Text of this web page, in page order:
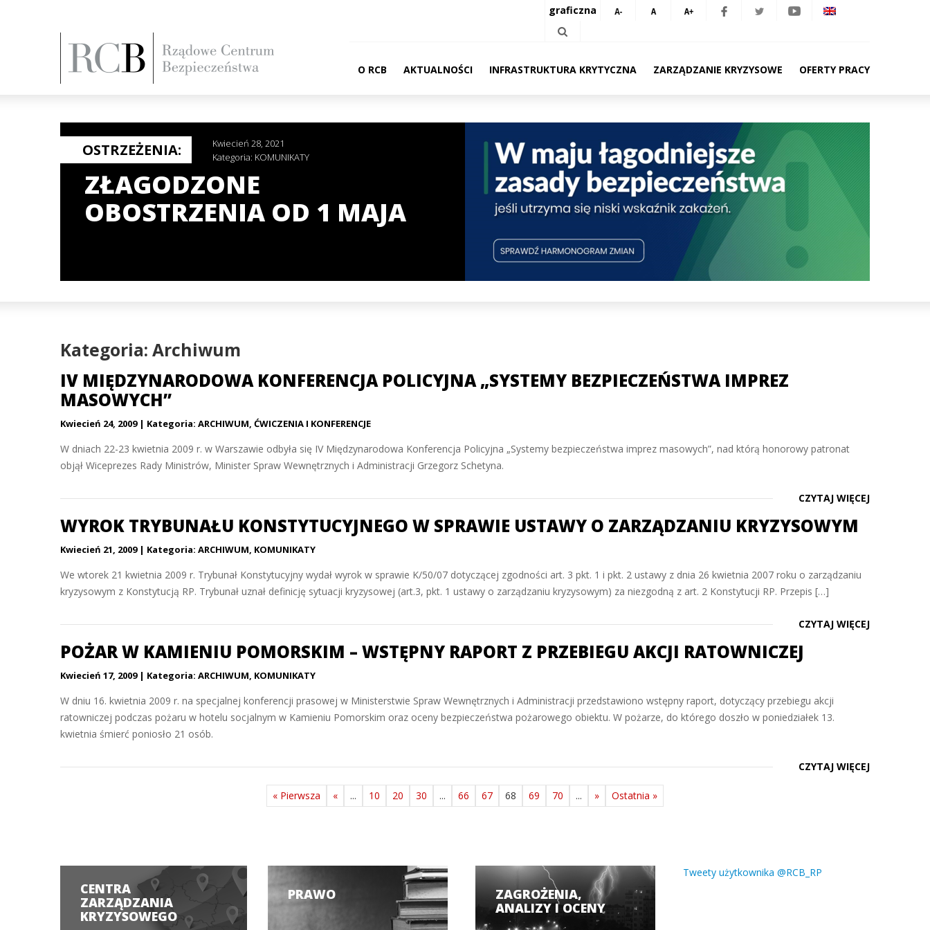
graficzna
O RCB AKTUALNOŚCI INFRASTRUKTURA KRYTYCZNA ZARZĄDZANIE KRYZYSOWE OFERTY PRACY
OSTRZEŻENIA:
Kwiecień 28, 2021
Kategoria: KOMUNIKATY
ZŁAGODZONE
OBOSTRZENIA OD 1 MAJA
Kategoria: Archiwum
IV MIĘDZYNARODOWA KONFERENCJA POLICYJNA „SYSTEMY BEZPIECZEŃSTWA IMPREZ
MASOWYCH”
Kwiecień 24, 2009 Kategoria: ARCHIWUM, ĆWICZENIA I KONFERENCJE
W dniach 22-23 kwietnia 2009 r. w Warszawie odbyła się IV Międzynarodowa Konferencja Policyjna „Systemy bezpieczeństwa imprez masowych”, nad którą honorowy patronat
objął Wiceprezes Rady Ministrów, Minister Spraw Wewnętrznych i Administracji Grzegorz Schetyna.
CZYTAJ WIĘCEJ
WYROK TRYBUNAŁU KONSTYTUCYJNEGO W SPRAWIE USTAWY O ZARZĄDZANIU KRYZYSOWYM
Kwiecień 21, 2009 Kategoria: ARCHIWUM, KOMUNIKATY
We wtorek 21 kwietnia 2009 r. Trybunał Konstytucyjny wydał wyrok w sprawie K/50/07 dotyczącej zgodności art. 3 pkt. 1 i pkt. 2 ustawy z dnia 26 kwietnia 2007 roku o zarządzaniu
kryzysowym z Konstytucją RP. Trybunał uznał definicję sytuacji kryzysowej (art.3, pkt. 1 ustawy o zarządzaniu kryzysowym) za niezgodną z art. 2 Konstytucji RP. Przepis […]
CZYTAJ WIĘCEJ
POŻAR W KAMIENIU POMORSKIM – WSTĘPNY RAPORT Z PRZEBIEGU AKCJI RATOWNICZEJ
Kwiecień 17, 2009 Kategoria: ARCHIWUM, KOMUNIKATY
W dniu 16. kwietnia 2009 r. na specjalnej konferencji prasowej w Ministerstwie Spraw Wewnętrznych i Administracji przedstawiono wstępny raport, dotyczący przebiegu akcji
ratowniczej podczas pożaru w hotelu socjalnym w Kamieniu Pomorskim oraz oceny bezpieczeństwa pożarowego obiektu. W pożarze, do którego doszło w poniedziałek 13.
kwietnia śmierć poniosło 21 osób.
CZYTAJ WIĘCEJ
« Pierwsza « ... 10 20 30 ... 66 67 68 69 70 ... » Ostatnia »
CENTRA
ZARZĄDZANIA
KRYZYSOWEGO
PRAWO
ZAGROŻENIA,
ANALIZY I OCENY
Tweety użytkownika @RCB_RP